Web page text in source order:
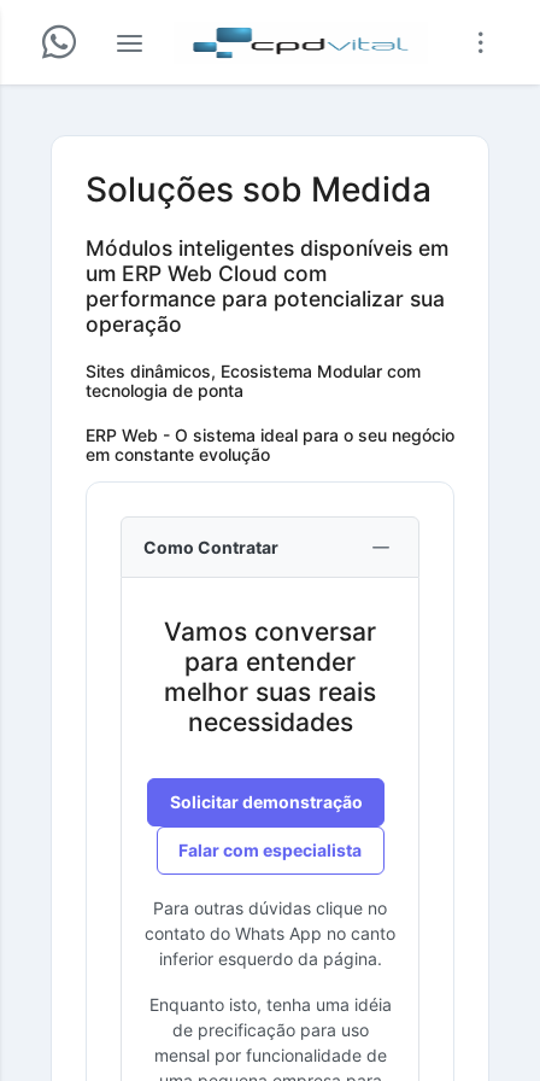
Soluções sob Medida
Módulos inteligentes disponíveis em
um ERP Web Cloud com
performance para potencializar sua
operação
Sites dinâmicos, Ecosistema Modular com
tecnologia de ponta
ERP Web - O sistema ideal para o seu negócio
em constante evolução
Como Contratar
Vamos conversar
para entender
melhor suas reais
necessidades
Solicitar demonstração
Falar com especialista
Para outras dúvidas clique no
contato do Whats App no canto
inferior esquerdo da página.
Enquanto isto, tenha uma idéia
de precificação para uso
mensal por funcionalidade de